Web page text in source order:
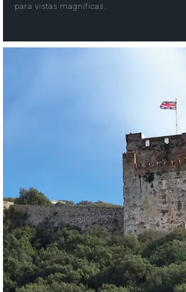
para vistas magníficas.